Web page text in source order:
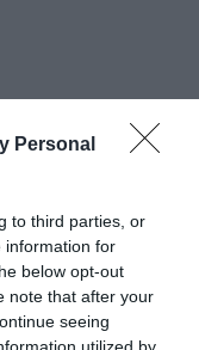
Personal
to third parties, or
information for
below opt-out
note that after your
seeing
|Eger ügye